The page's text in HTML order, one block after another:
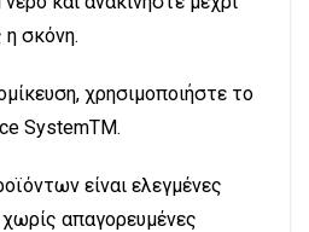
η σκόνη.
χρησιμοποιήστε το
SystemTM.
είναι ελεγμένες
απαγορευμένες